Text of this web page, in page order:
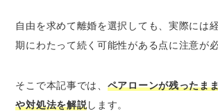
て一方が不満を感じる
10.新しく住宅ローンを組むのが
離婚時にペアローンのリスクを回
家を売却して完済後に残ったお
自由を求めて離婚を選択しても、実際には
期にわたって続く可能性がある点に注意が必
そこで本記事では、 ペアローンが残ったま
や対処法を解説します。